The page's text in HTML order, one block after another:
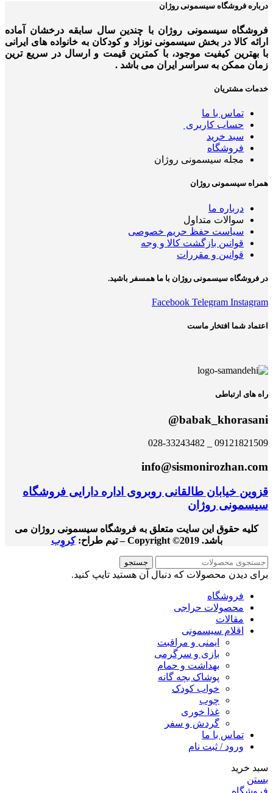
درباره فروشگاه سیسمونی روژان
فروشگاه سیسمونی روژان با چندین سال سابقه درخشان آماده
ارائه کالا در بخش سیسمونی نوزاد و کودکان به خانواده های ایرانی
با بهترین کیفیت موجود، با کمترین قیمت و ارسال در سریع ترین
زمان ممکن به سراسر ایران می باشد .
خدمات مشتریان
تماس با ما
حساب کاربری
سبد خرید
فروشگاه
مجله سیسمونی روژان
همراه سیسمونی روژان
درباره ما
سوالات متداول
سیاست حفظ حریم خصوصی
قوانین بازگشت کالا و وجه
قوانین و مقررات
در فروشگاه سیسمونی روژان با ما همسفر باشید.
Facebook Telegram Instagram
اعتماد شما افتخار ماست
راه های ارتباطی
babak_khorasani@
09121821509 _ 028-33243482
info@sismonirozhan.com
قزوین خیابان طالقانی روبروی اداره دارایی فروشگاه
سیسمونی روژان
کليه حقوق اين سايت متعلق به فروشگاه سیسمونی روژان می
باشد. Copyright ©2019 –
تیم طراح:کِروِب
جستجو
برای دیدن محصولات که دنبال آن هستید تایپ کنید.
فروشگاه
محصولات حراجی
مقالات
اقلام سیسمونی
ایمنی و مراقبت
بازی و سرگرمی
بهداشت و حمام
پوشاک بچه گانه
خواب کودک
چوب
غذا خوری
گردش و سفر
تماس با ما
ورود / ثبت نام
سبد خرید
بستن